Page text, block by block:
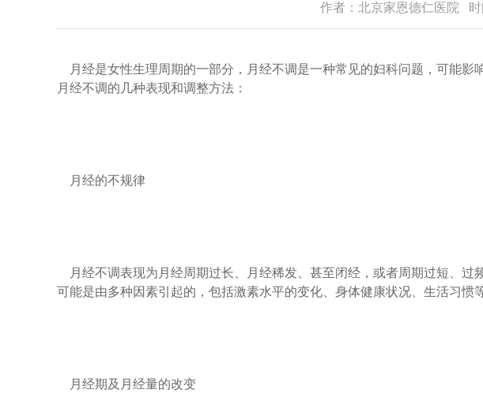
作者：北京家恩德仁医院 时
月经是女性生理周期的一部分，月经不调是一种常见的妇科问题，可能影
月经不调的几种表现和调整方法：
月经的不规律
月经不调表现为月经周期过长、月经稀发、甚至闭经，或者周期过短、过
可能是由多种因素引起的，包括激素水平的变化、身体健康状况、生活习惯等
月经期及月经量的改变